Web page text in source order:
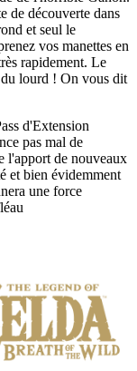
de découverte dans
et seul le
vos manettes en
rapidement. Le
lourd ! On vous dit
d'Extension
pas mal de
l'apport de nouveaux
et bien évidemment
une force